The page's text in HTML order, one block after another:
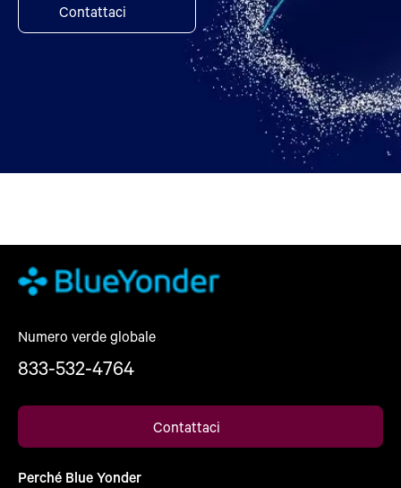
Contattaci
Numero verde globale
833-532-4764
Contattaci
Perché Blue Yonder